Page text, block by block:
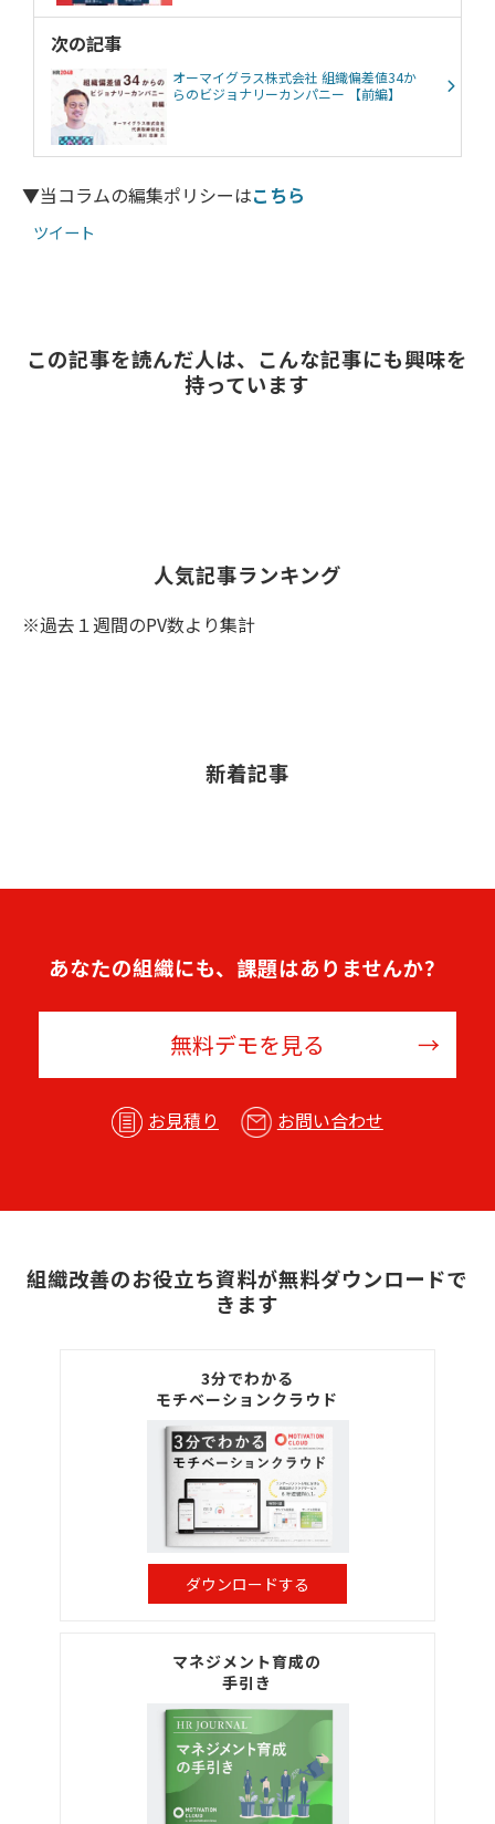
次の記事
オーマイグラス株式会社 組織偏差値34か
らのビジョナリーカンパニー 【前編】
▼当コラムの編集ポリシーはこちら
ツイート
この記事を読んだ人は、こんな記事にも興味を
持っています
人気記事ランキング
※過去１週間のPV数より集計
新着記事
あなたの組織にも、課題はありませんか？
無料デモを見る
お見積り お問い合わせ
組織改善のお役立ち資料が無料ダウンロードで
きます
3分でわかる
モチベーションクラウド
ダウンロードする
マネジメント育成の
手引き